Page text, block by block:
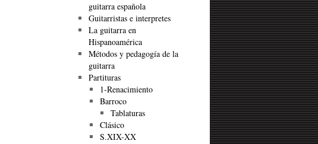
guitarra española
Guitarristas e interpretes
La guitarra en
Hispanoamérica
Métodos y pedagogía de la
guitarra
Partituras
1-Renacimiento
Barroco
Tablaturas
Clásico
S.XIX-XX